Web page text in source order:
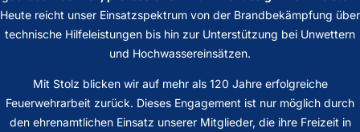
Heute reicht unser Einsatzspektrum von der Brandbekämpfung über
technische Hilfeleistungen bis hin zur Unterstützung bei Unwettern
und Hochwassereinsätzen.
Mit Stolz blicken wir auf mehr als 120 Jahre erfolgreiche
Feuerwehrarbeit zurück. Dieses Engagement ist nur möglich durch
den ehrenamtlichen Einsatz unserer Mitglieder, die ihre Freizeit in